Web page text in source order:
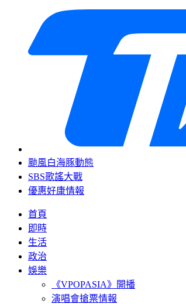
颱風白海豚動態
SBS歌謠大戰
優惠好康情報
首頁
即時
生活
政治
娛樂
《VPOPASIA》開播
演唱會搶票情報